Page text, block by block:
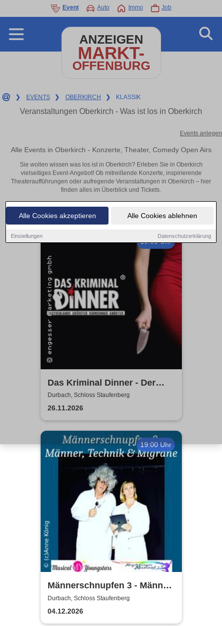
Alle Cookies akzeptieren Alle Cookies ablehnen
Einstellungen Datenschutzerklärung
Event Auto Immo Job
ANZEIGEN
MARKT-
OFFENBURG
❯ EVENTS ❯ OBERKIRCH ❯ KLASSIK
Veranstaltungen Oberkirch - Was ist los in Oberkirch
Events anlegen
Alle Events in Oberkirch - Konzerte, Theater, Comedy Open Airs
Sie wollen wissen was los ist in Oberkirch? Erleben Sie in Oberkirch
vielseitiges Event-Angebot! Ob mitreißende Konzerte, inspirierende
Theateraufführungen oder aufregende Veranstaltungen in Oberkirch – hier
finden alles im Überblick und Tickets.
19:00 Uhr
Das Kriminal Dinner - Der
letzte Joint der Marie Juana
Durbach, Schloss Staufenberg
26.11.2026
19:00 Uhr
Männerschnupfen 3 - Männer,
Technik, Migräne & KI
Durbach, Schloss Staufenberg
04.12.2026